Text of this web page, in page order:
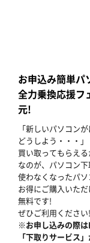
お申込み簡単
全力乗換応援フ
元!
「新しいパソコン
どうしよう・・・
買い取ってもらえ
なのが、パソコン
使わなくなったパ
お得にご購入いた
無料です!
ぜひご利用ください!
※お申し込みの際は
「下取りサービス